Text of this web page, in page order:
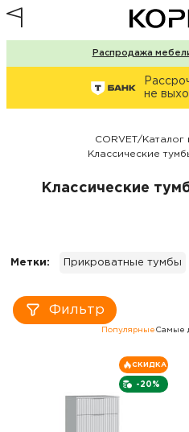
Распродажа
не
CORVET/Каталог
Классические
Классические
Метки: Прикроватные тумбы
Фильтр
Популярные Самые
-20%
СКИДКА